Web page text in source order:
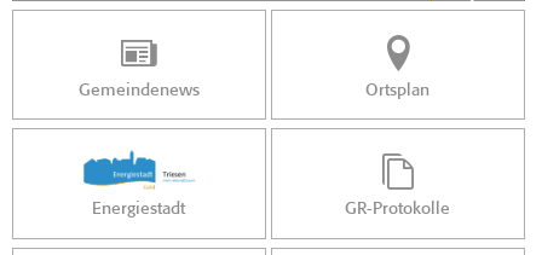
Gemeindenews Ortsplan
Energiestadt GR-Protokolle